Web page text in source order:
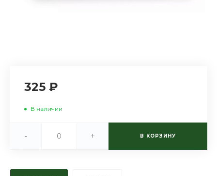
325 ₽
В наличии
- + В КОРЗИНУ